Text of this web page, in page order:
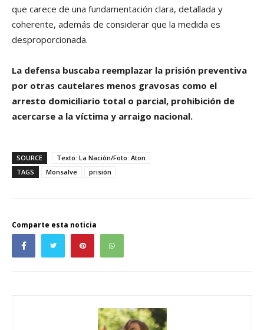
que carece de una fundamentación clara, detallada y
coherente, además de considerar que la medida es
desproporcionada.
La defensa buscaba reemplazar la prisión preventiva
por otras cautelares menos gravosas como el
arresto domiciliario total o parcial, prohibición de
acercarse a la víctima y arraigo nacional.
SOURCE
Texto: La Nación/Foto: Aton
TAGS
Monsalve prisión
Comparte esta noticia